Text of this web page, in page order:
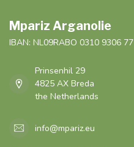
Mpariz Arganolie
IBAN: NL09RABO 0310 9306 77
Prinsenhil 29
4825 AX Breda
the Netherlands
info@mpariz.eu